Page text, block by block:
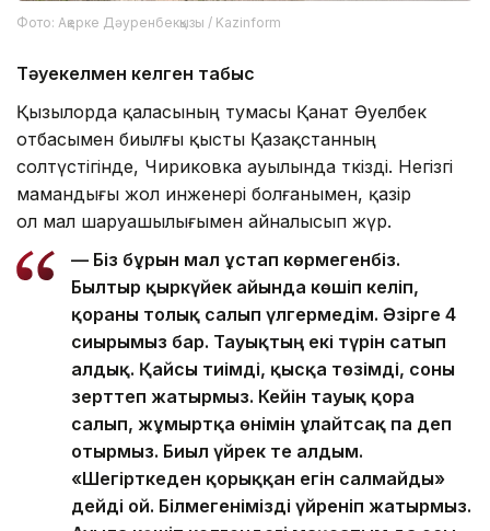
Фото: Ақерке Дәуренбекқызы / Kazinform
Тәуекелмен келген табыс
Қызылорда қаласының тумасы Қанат Әуелбек
отбасымен биылғы қысты Қазақстанның
солтүстігінде, Чириковка ауылында өткізді. Негізгі
мамандығы жол инженері болғанымен, қазір
ол мал шаруашылығымен айналысып жүр.
— Біз бұрын мал ұстап көрмегенбіз.
Былтыр қыркүйек айында көшіп келіп,
қораны толық салып үлгермедім. Әзірге 4
сиырымыз бар. Тауықтың екі түрін сатып
алдық. Қайсы тиімді, қысқа төзімді, соны
зерттеп жатырмыз. Кейін тауық қора
салып, жұмыртқа өнімін ұлғайтсақ па деп
отырмыз. Биыл үйрек те алдым.
«Шегірткеден қорыққан егін салмайды»
дейді ғой. Білмегенімізді үйреніп жатырмыз.